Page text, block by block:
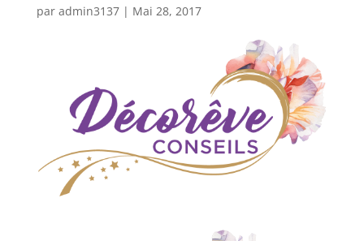
par admin3137| Mai 28, 2017